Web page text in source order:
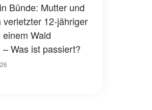
Bünde: Mutter und
verletzter 12-jähriger
Wald
Was ist passiert?